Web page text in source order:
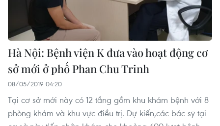
Hà Nội: Bệnh viện K đưa vào hoạt động cơ
sở mới ở phố Phan Chu Trinh
08/05/2019 04:20
Tại cơ sở mới này có 12 tầng gồm khu khám bệnh với 8
phòng khám và khu vực điều trị. Dự kiến,các bác sỹ tại